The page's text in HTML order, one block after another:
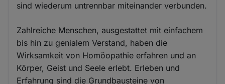
sind wiederum untrennbar miteinander verbunden.
Zahlreiche Menschen, ausgestattet mit einfachem
bis hin zu genialem Verstand, haben die
Wirksamkeit von Homöopathie erfahren und an
Körper, Geist und Seele erlebt. Erleben und
Erfahrung sind die Grundbausteine von